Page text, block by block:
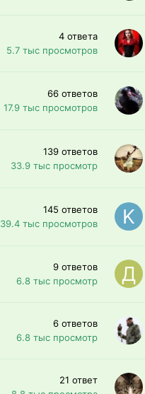
4 ответа
5.7 тыс просмотров
66 ответов
17.9 тыс просмотров
139 ответов
33.9 тыс просмотр
145 ответов
39.4 тыс просмотров
9 ответов
6.8 тыс просмотр
6 ответов
6.8 тыс просмотр
21 ответ